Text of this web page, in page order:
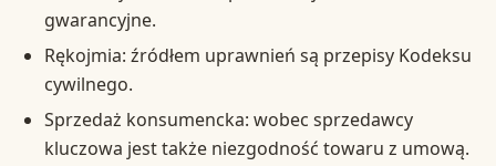
gwarancyjne.
Rękojmia: źródłem uprawnień są przepisy Kodeksu
cywilnego.
Sprzedaż konsumencka: wobec sprzedawcy
kluczowa jest także niezgodność towaru z umową.